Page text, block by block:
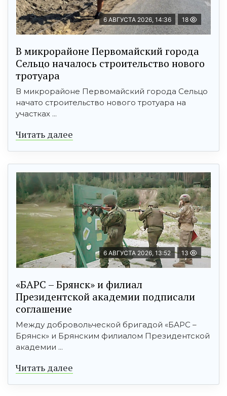
6 АВГУСТА 2026, 14:36 18
В микрорайоне Первомайский города
Сельцо началось строительство нового
тротуара
В микрорайоне Первомайский города Сельцо
начато строительство нового тротуара на
участках ...
Читать далее
6 АВГУСТА 2026, 13:52 13
«БАРС – Брянск» и филиал
Президентской академии подписали
соглашение
Между добровольческой бригадой «БАРС –
Брянск» и Брянским филиалом Президентской
академии ...
Читать далее